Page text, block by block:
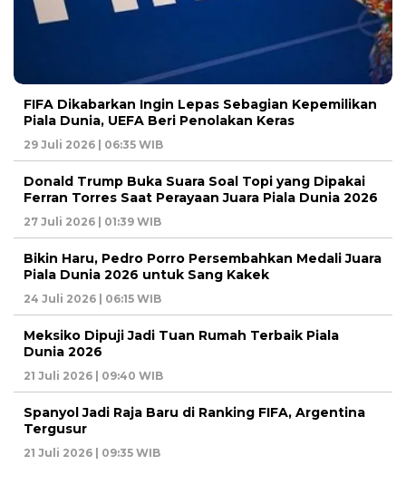
FIFA Dikabarkan Ingin Lepas Sebagian Kepemilikan
Piala Dunia, UEFA Beri Penolakan Keras
29 Juli 2026 | 06:35 WIB
Donald Trump Buka Suara Soal Topi yang Dipakai
Ferran Torres Saat Perayaan Juara Piala Dunia 2026
27 Juli 2026 | 01:39 WIB
Bikin Haru, Pedro Porro Persembahkan Medali Juara
Piala Dunia 2026 untuk Sang Kakek
24 Juli 2026 | 06:15 WIB
Meksiko Dipuji Jadi Tuan Rumah Terbaik Piala
Dunia 2026
21 Juli 2026 | 09:40 WIB
Spanyol Jadi Raja Baru di Ranking FIFA, Argentina
Tergusur
21 Juli 2026 | 09:35 WIB